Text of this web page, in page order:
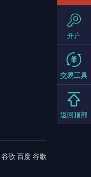
谷歌 百度 谷歌
开户
交易工具
返回顶部